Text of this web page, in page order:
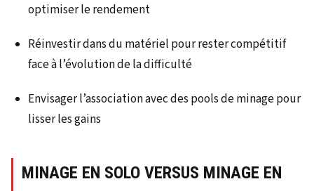
optimiser le rendement
Réinvestir dans du matériel pour rester compétitif
face à l’évolution de la difficulté
Envisager l’association avec des pools de minage pour
lisser les gains
MINAGE EN SOLO VERSUS MINAGE EN